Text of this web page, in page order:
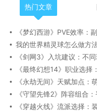
热门文章
《梦幻西游》PVE效率：
我的世界精灵球怎么做方
《剑网3》入坑建议：不
《最终幻想14》职业选择
《永劫无间》天赋加点：
《守望先锋2》阵容组合
《穿越火线》流派选择：